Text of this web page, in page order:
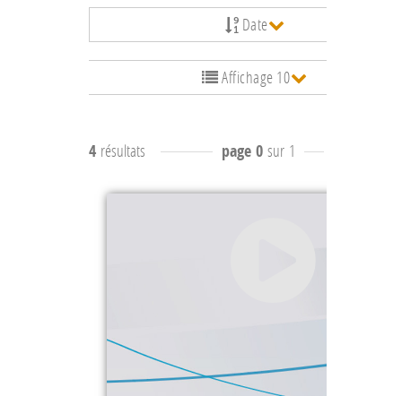
Date
Affichage 10
4 résultats page 0 sur 1